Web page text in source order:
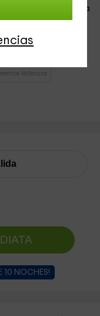
y
barbacoa
Els Serrans.
Valencia
10 NOCHES!